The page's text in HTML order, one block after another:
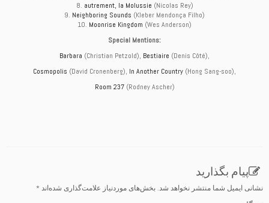
8.autrement, la Molussie (Nicolas Rey)
9.Neighboring Sounds (Kleber Mendonça Filho)
10.Moonrise Kingdom (Wes Anderson)
Special Mentions:
Barbara (Christian Petzold),Bestiaire (Denis Côté),
Cosmopolis (David Cronenberg),In Another Country(Hong Sang-soo),
Room 237 (Rodney Ascher)
نشانی ایمیل شما منتشر نخواهد شد.بخش‌های موردنیاز علامت‌گذاری شده‌اند*